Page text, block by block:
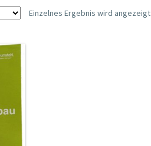
Einzelnes Ergebnis wird angezeigt